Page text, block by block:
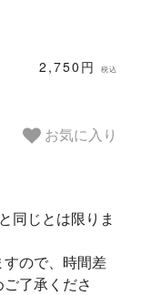
2,750円 税込
お気に入り
同じとは限りま
すので、時間差
了承くださ